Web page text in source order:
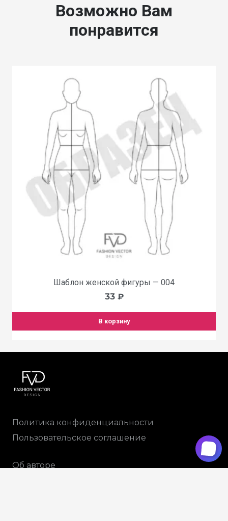
Возможно Вам
понравится
Шаблон женской фигуры — 004
33 ₽
В корзину
Политика конфиденциальности
Пользовательское соглашение
Об авторе